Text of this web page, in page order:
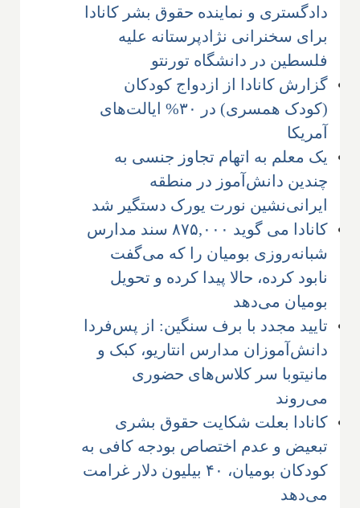
دادگستری و نماینده حقوق بشر کانادا
برای سخنرانی نژادپرستانه علیه
فلسطین در دانشگاه تورنتو
گزارش کانادا از ازدواج کودکان
(کودک همسری) در ۳۰% ایالت‌های
آمریکا
یک معلم به اتهام تجاوز جنسی به
چندین دانش‌آموز در منطقه
ایرانی‌نشین نورت یورک دستگیر شد
کانادا می گوید ۸۷۵,۰۰۰ سند مدارس
شبانه‌روزی بومیان را که می‌گفت
نابود کرده، حالا پیدا کرده و تحویل
بومیان می‌دهد
تایید مجدد با برف سنگین: از پس‌فردا
دانش‌آموزان مدارس انتاریو، کبک و
مانیتوبا سر کلاس‌های حضوری
می‌روند
کانادا بعلت شکایت حقوق بشری
تبعیض و عدم اختصاص بودجه کافی به
کودکان بومیان، ۴۰ بیلیون دلار غرامت
می‌دهد